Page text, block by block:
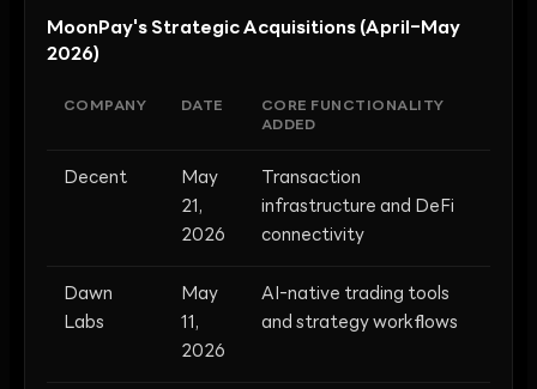
MoonPay's Strategic Acquisitions (April–May
2026)
COMPANY DATE
CORE FUNCTIONALITY
ADDED
Decent
May
21,
2026
Transaction
infrastructure and DeFi
connectivity
Dawn
Labs
May
11,
2026
AI-native trading tools
and strategy workflows